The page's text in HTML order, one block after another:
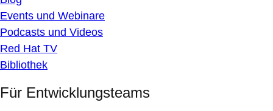
Events und Webinare
Podcasts und Videos
Red Hat TV
Bibliothek
Für Entwicklungsteams